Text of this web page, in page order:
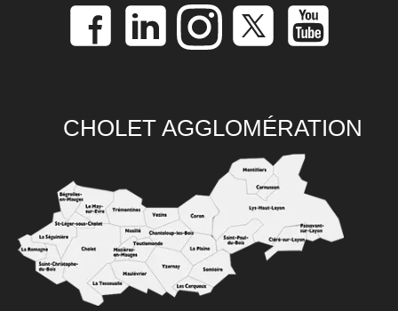
CHOLET AGGLOMÉRATION